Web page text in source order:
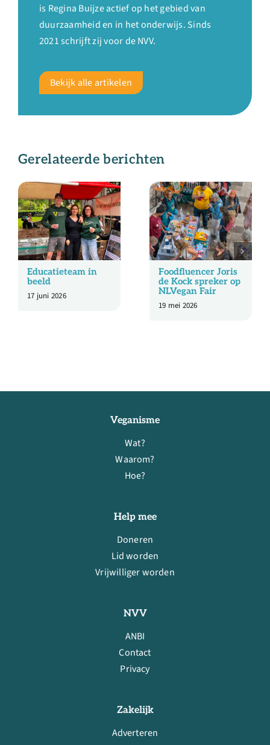
is Regina Buijze actief op het gebied van
duurzaamheid en in het onderwijs. Sinds
2021 schrijft zij voor de NVV.
Bekijk alle artikelen
Gerelateerde berichten
Educatieteam in
beeld
17 juni 2026
Foodfluencer Joris
de Kock spreker op
NLVegan Fair
19 mei 2026
Veganisme
Wat?
Waarom?
Hoe?
Help mee
Doneren
Lid worden
Vrijwilliger worden
NVV
ANBI
Contact
Privacy
Zakelijk
Adverteren